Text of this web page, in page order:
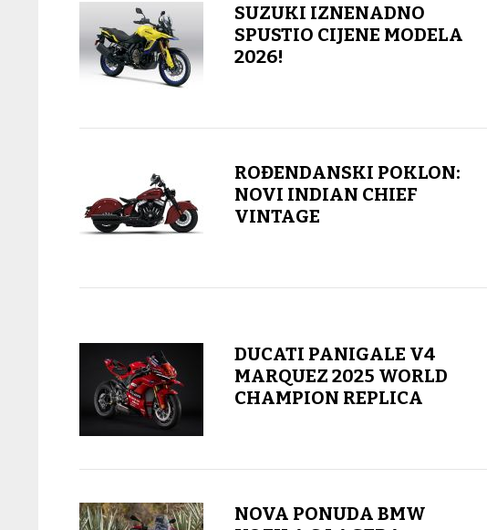
SUZUKI IZNENADNO
SPUSTIO CIJENE MODELA
2026!
ROĐENDANSKI POKLON:
NOVI INDIAN CHIEF
VINTAGE
DUCATI PANIGALE V4
MARQUEZ 2025 WORLD
CHAMPION REPLICA
NOVA PONUDA BMW